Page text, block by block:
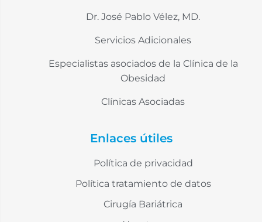
Dr. José Pablo Vélez, MD.
Servicios Adicionales
Especialistas asociados de la Clínica de la
Obesidad
Clínicas Asociadas
Enlaces útiles
Política de privacidad
Política tratamiento de datos
Cirugía Bariátrica